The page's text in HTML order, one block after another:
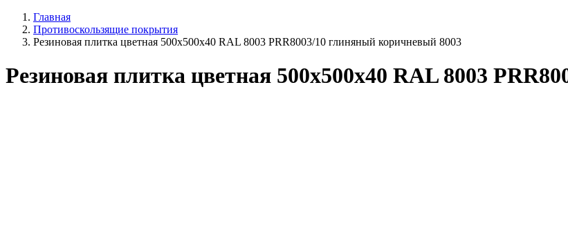
Главная
Противоскользящие покрытия
Резиновая плитка цветная 500х500х40 RAL 8003 PRR8003/10 глиняный коричневый 8003
Резиновая плитка цветная 500х500х40 RAL 8003